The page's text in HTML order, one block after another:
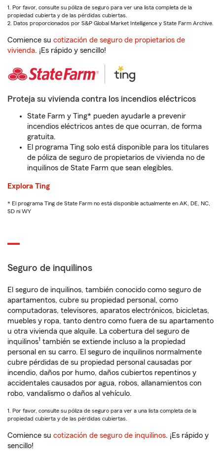
1. Por favor, consulte su póliza de seguro para ver una lista completa de la
propiedad cubierta y de las pérdidas cubiertas.
2. Datos proporcionados por S&P Global Market Intelligence y State Farm Archive.
Comience su cotización de seguro de propietarios de
vivienda. ¡Es rápido y sencillo!
Proteja su vivienda contra los incendios eléctricos
State Farm y Ting* pueden ayudarle a prevenir
incendios eléctricos antes de que ocurran, de forma
gratuita.
El programa Ting solo está disponible para los titulares
de póliza de seguro de propietarios de vivienda no de
inquilinos de State Farm que sean elegibles.
Explora Ting
* El programa Ting de State Farm no está disponible actualmente en AK, DE, NC,
SD ni WY
Seguro de inquilinos
El seguro de inquilinos, también conocido como seguro de
apartamentos, cubre su propiedad personal, como
computadoras, televisores, aparatos electrónicos, bicicletas,
muebles y ropa, tanto dentro como fuera de su apartamento
u otra vivienda que alquile. La cobertura del seguro de
inquilinos1 también se extiende incluso a la propiedad
personal en su carro. El seguro de inquilinos normalmente
cubre pérdidas de su propiedad personal causadas por
incendio, daños por humo, daños cubiertos repentinos y
accidentales causados por agua, robos, allanamientos con
robo, vandalismo o daños al vehículo.
1. Por favor, consulte su póliza de seguro para ver a una lista completa de la
propiedad cubierta y de las pérdidas cubiertas.
Comience su cotización de seguro de inquilinos. ¡Es rápido y
sencillo!